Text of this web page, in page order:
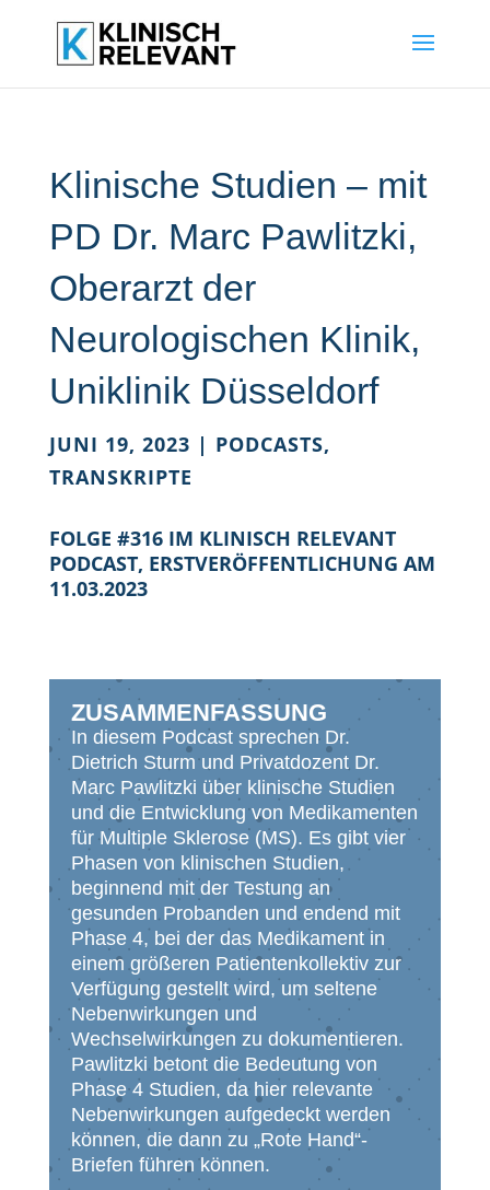
Klinische Studien – mit
PD Dr. Marc Pawlitzki,
Oberarzt der
Neurologischen Klinik,
Uniklinik Düsseldorf
JUNI 19, 2023 | PODCASTS,
TRANSKRIPTE
FOLGE #316 IM KLINISCH RELEVANT
PODCAST, ERSTVERÖFFENTLICHUNG AM
11.03.2023
ZUSAMMENFASSUNG
In diesem Podcast sprechen Dr.
Dietrich Sturm und Privatdozent Dr.
Marc Pawlitzki über klinische Studien
und die Entwicklung von Medikamenten
für Multiple Sklerose (MS). Es gibt vier
Phasen von klinischen Studien,
beginnend mit der Testung an
gesunden Probanden und endend mit
Phase 4, bei der das Medikament in
einem größeren Patientenkollektiv zur
Verfügung gestellt wird, um seltene
Nebenwirkungen und
Wechselwirkungen zu dokumentieren.
Pawlitzki betont die Bedeutung von
Phase 4 Studien, da hier relevante
Nebenwirkungen aufgedeckt werden
können, die dann zu „Rote Hand“-
Briefen führen können.